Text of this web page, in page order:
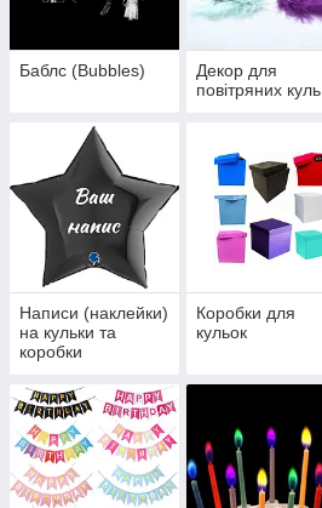
Баблс (Bubbles)
Декор для
повітряних куль
Написи (наклейки)
на кульки та
коробки
Коробки для
кульок